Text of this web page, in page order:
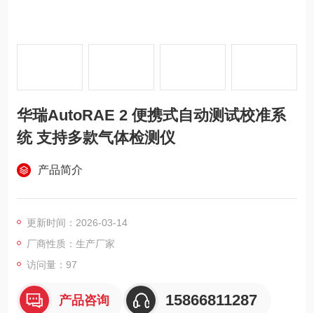
华瑞AutoRAE 2 便携式自动测试校准系
统 支持多款气体检测仪
产品简介
更新时间：2026-03-14
厂商性质：生产厂家
访问量：97
产品咨询 15866811287